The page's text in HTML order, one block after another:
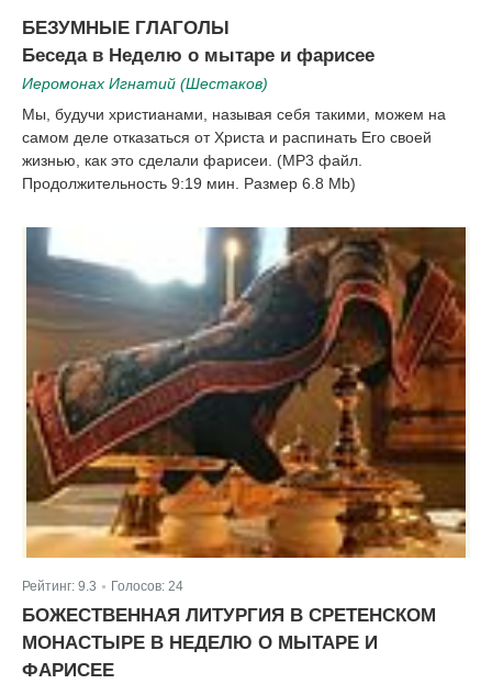
БЕЗУМНЫЕ ГЛАГОЛЫ
Беседа в Неделю о мытаре и фарисее
Иеромонах Игнатий (Шестаков)
Мы, будучи христианами, называя себя такими, можем на
самом деле отказаться от Христа и распинать Его своей
жизнью, как это сделали фарисеи. (MP3 файл.
Продолжительность 9:19 мин. Размер 6.8 Mb)
Рейтинг: 9.3 Голосов: 24
БОЖЕСТВЕННАЯ ЛИТУРГИЯ В СРЕТЕНСКОМ
МОНАСТЫРЕ В НЕДЕЛЮ О МЫТАРЕ И
ФАРИСЕЕ